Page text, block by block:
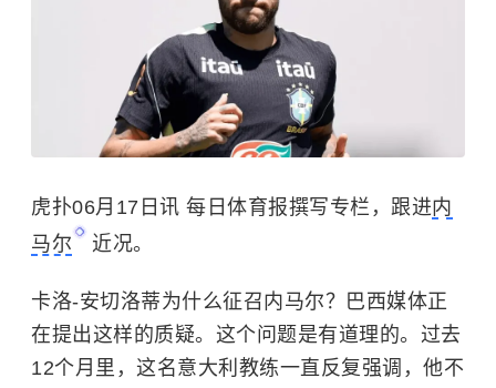
虎扑06月17日讯 每日体育报撰写专栏，跟进内
马尔
近况。
卡洛-安切洛蒂为什么征召内马尔？巴西媒体正
在提出这样的质疑。这个问题是有道理的。过去
12个月里，这名意大利教练一直反复强调，他不